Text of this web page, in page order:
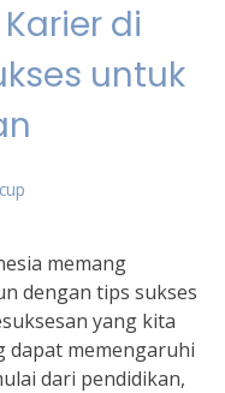
di
untuk
memang
dengan tips sukses
yang kita
dapat memengaruhi
dari pendidikan,